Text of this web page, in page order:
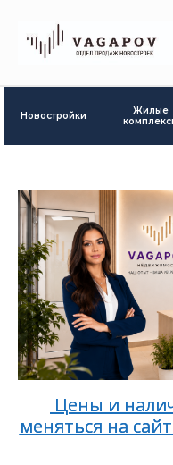
Новостройки
Жилые
Цены и
меняться на